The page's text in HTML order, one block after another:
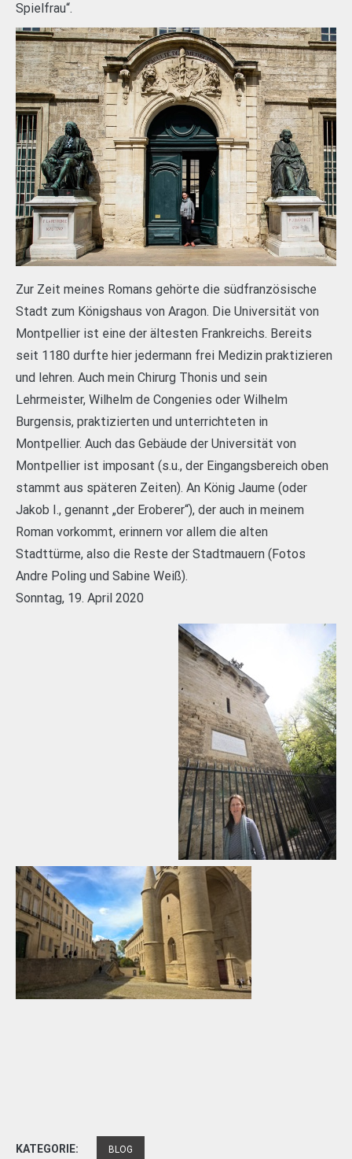
Spielfrau“.
Zur Zeit meines Romans gehörte die südfranzösische
Stadt zum Königshaus von Aragon. Die Universität von
Montpellier ist eine der ältesten Frankreichs. Bereits
seit 1180 durfte hier jedermann frei Medizin praktizieren
und lehren. Auch mein Chirurg Thonis und sein
Lehrmeister, Wilhelm de Congenies oder Wilhelm
Burgensis, praktizierten und unterrichteten in
Montpellier. Auch das Gebäude der Universität von
Montpellier ist imposant (s.u., der Eingangsbereich oben
stammt aus späteren Zeiten). An König Jaume (oder
Jakob I., genannt „der Eroberer“), der auch in meinem
Roman vorkommt, erinnern vor allem die alten
Stadttürme, also die Reste der Stadtmauern (Fotos
Andre Poling und Sabine Weiß).
Sonntag, 19. April 2020
KATEGORIE: BLOG